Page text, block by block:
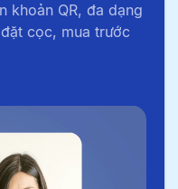
khoản QR, đa dạng
cọc, mua trước